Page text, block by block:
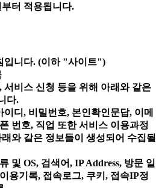
부터 적용됩니다.
입니다. (이하 "사이트")
비스 신청 등을 위해 아래와 같은
다.
디, 비밀번호, 본인확인문답, 이메
번호, 직업 또한 서비스 이용과정
와 같은 정보들이 생성되어 수집될
OS, 검색어, IP Address, 방문 일
용기록, 접속로그, 쿠키, 접속IP정